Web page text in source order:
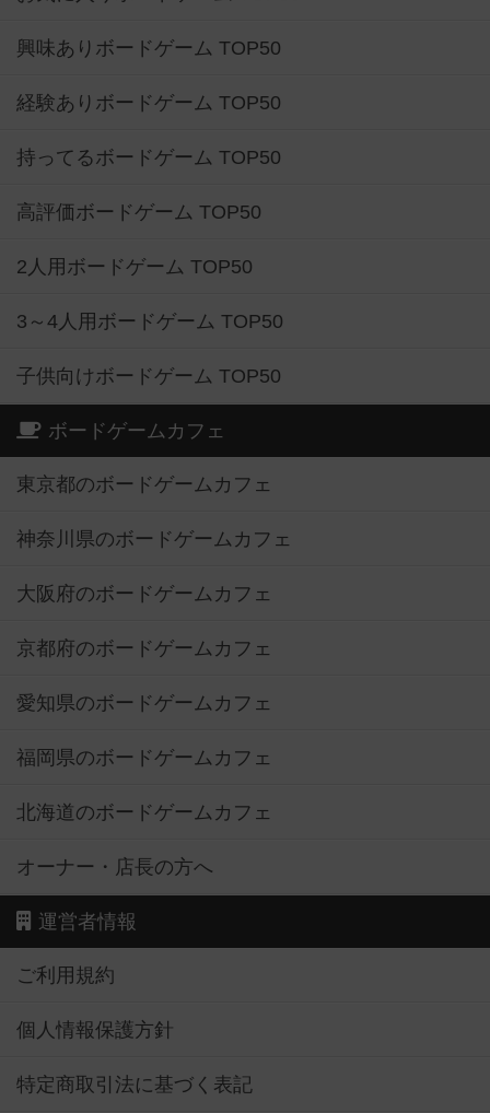
興味ありボードゲーム TOP50
経験ありボードゲーム TOP50
持ってるボードゲーム TOP50
高評価ボードゲーム TOP50
2人用ボードゲーム TOP50
3～4人用ボードゲーム TOP50
子供向けボードゲーム TOP50
ボードゲームカフェ
東京都のボードゲームカフェ
神奈川県のボードゲームカフェ
大阪府のボードゲームカフェ
京都府のボードゲームカフェ
愛知県のボードゲームカフェ
福岡県のボードゲームカフェ
北海道のボードゲームカフェ
オーナー・店長の方へ
運営者情報
ご利用規約
個人情報保護方針
特定商取引法に基づく表記